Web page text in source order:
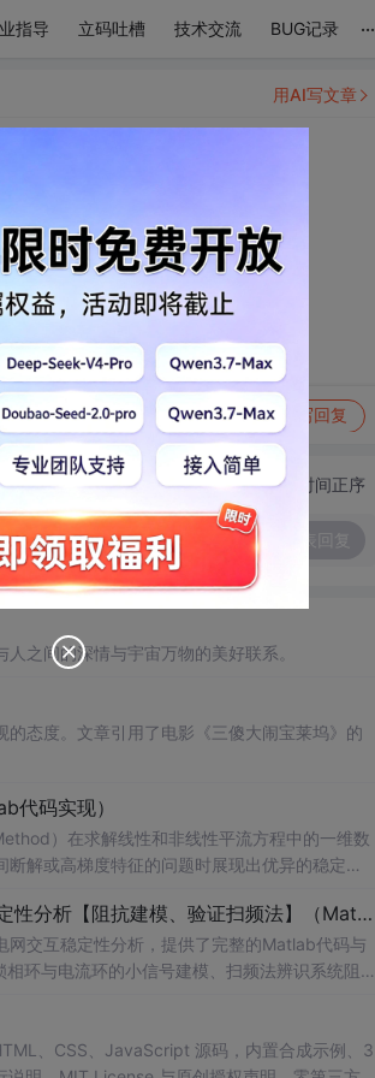
指导 立码吐槽 技术交流 BUG记录 ...
举报 写回复
用AI写文章
切换为时间正序
之间的深情与宇宙万物的美好联系。
态度。文章引用了电影《三傻大闹宝莱坞》的
代码实现）
）在求解线性和非线性平流方程中的一维数
解或高梯度特征的问题时展现出优异的稳定性
工作中“借力”与创新思维的重要性，鼓励研究
深化对数值稳定性与计算精度之间平衡关系的
【博士论文复现】光伏并网逆变器序阻抗建模、扫频辨识与弱电网交互稳定性分析【阻抗建模、验证扫频法】（Matlab代码、Simulink仿真实现）
交互稳定性分析，提供了完整的Matlab代码与
环与电流环的小信号建模、扫频法辨识系统阻
电子、自动控制理论基础，熟悉Matlab/Simulin
; 使用场景及目标：① 复现博士论文中关于光
、CSS、JavaScript 源码，内置合成示例、3